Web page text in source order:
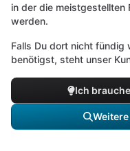
in der die meistgestellten
werden.
Falls Du dort nicht fündig
benötigst, steht unser
Ich